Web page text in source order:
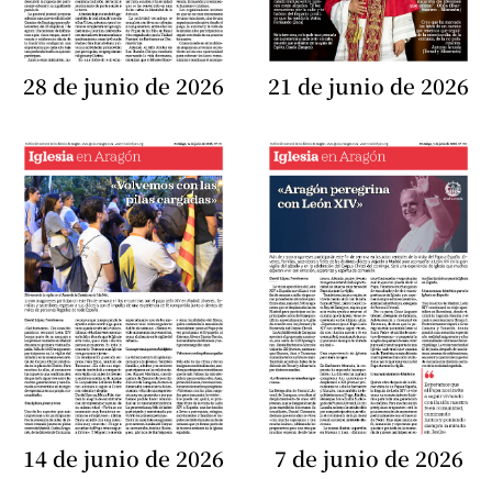
28 de junio de 2026 21 de junio de 2026
14 de junio de 2026 7 de junio de 2026